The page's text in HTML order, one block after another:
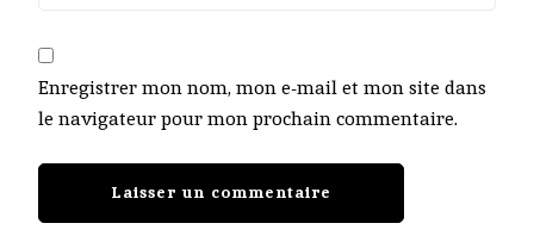
Enregistrer mon nom, mon e-mail et mon site dans
le navigateur pour mon prochain commentaire.